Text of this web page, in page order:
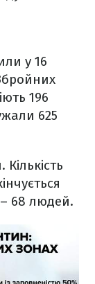
у 16
196
625
68 людей.